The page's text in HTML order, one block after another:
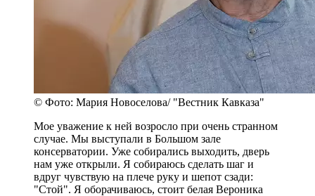
© Фото: Мария Новоселова/ "Вестник Кавказа"
Мое уважение к ней возросло при очень странном
случае. Мы выступали в Большом зале
консерватории. Уже собирались выходить, дверь
нам уже открыли. Я собираюсь сделать шаг и
вдруг чувствую на плече руку и шепот сзади:
"Стой". Я оборачиваюсь, стоит белая Вероника